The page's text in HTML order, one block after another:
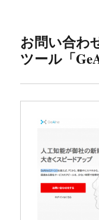
お問い合わ
ツール「